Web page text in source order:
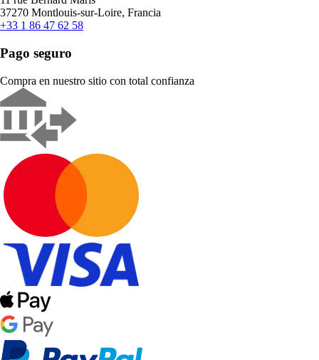
37270 Montlouis-sur-Loire, Francia
+33 1 86 47 62 58
Pago seguro
Compra en nuestro sitio con total confianza